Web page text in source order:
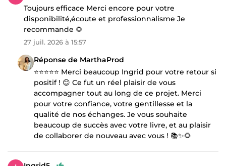
Toujours efficace Merci encore pour votre
disponibilité,écoute et professionnalisme Je
recommande 🌻
27 juil. 2026 à 15:57
Réponse de MarthaProd
⭐⭐⭐⭐⭐ Merci beaucoup Ingrid pour votre retour si
positif ! 😊 Ce fut un réel plaisir de vous
accompagner tout au long de ce projet. Merci
pour votre confiance, votre gentillesse et la
qualité de nos échanges. Je vous souhaite
beaucoup de succès avec votre livre, et au plaisir
de collaborer de nouveau avec vous ! 📚✨🌻